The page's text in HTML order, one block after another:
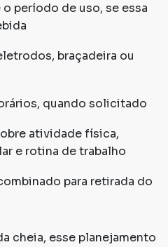
período de uso, se essa
braçadeira ou
quando solicitado
atividade física,
e rotina de trabalho
para retirada do
cheia, esse planejamento